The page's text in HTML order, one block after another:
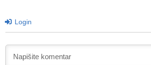
Login